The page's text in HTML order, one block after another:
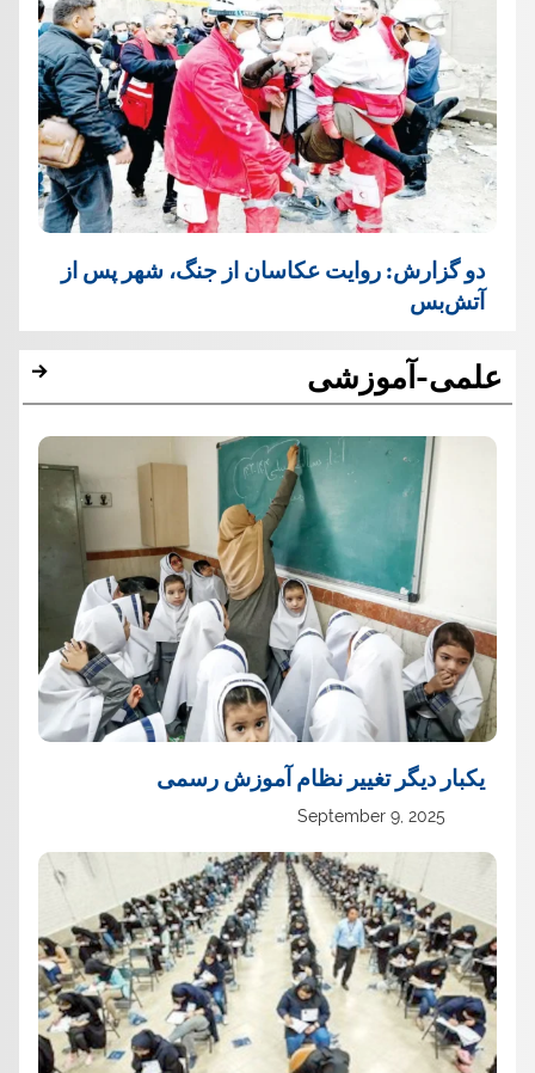
دو گزارش: روایت عکاسان از جنگ، شهر پس از
آتش‌بس
علمی-آموزشی
یک‏بار دیگر تغییر نظام آموزش رسمی
September 9, 2025